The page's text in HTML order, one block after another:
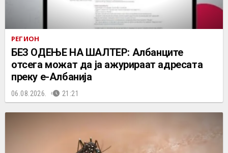
РЕГИОН
БЕЗ ОДЕЊЕ НА ШАЛТЕР: Албанците
отсега можат да ја ажурираат адресата
преку е-Албанија
06.08.2026. 21:21